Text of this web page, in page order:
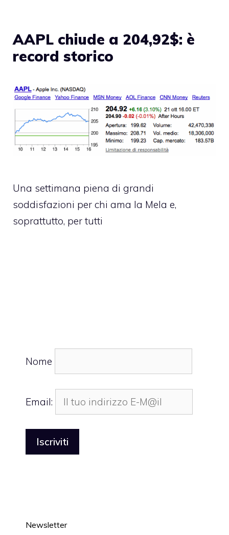
AAPL chiude a 204,92$: è
record storico
Una settimana piena di grandi
soddisfazioni per chi ama la Mela e,
soprattutto, per tutti
Nome
Email:
Newsletter